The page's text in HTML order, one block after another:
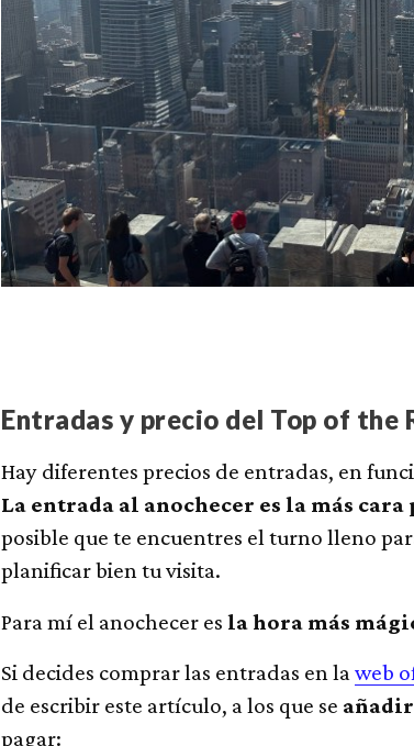
Entradas y precio del Top of the
Hay diferentes precios de entradas, en
La entrada al anochecer es la más
posible que te encuentres el turno lleno
planificar bien tu visita.
Para mí el anochecer es la hora más
Si decides comprar las entradas en laweb
de escribir este artículo, a los que se
pagar: